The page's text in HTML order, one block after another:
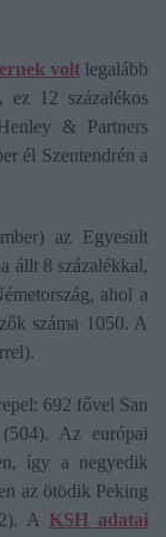
volt legalább
ez 12 százalékos
& Partners
él Szentendrén a
az Egyesült
állt 8 százalékkal,
ahol a
száma 1050. A
692 fővel San
Az európai
így a negyedik
az ötödik Peking
A KSH adatai